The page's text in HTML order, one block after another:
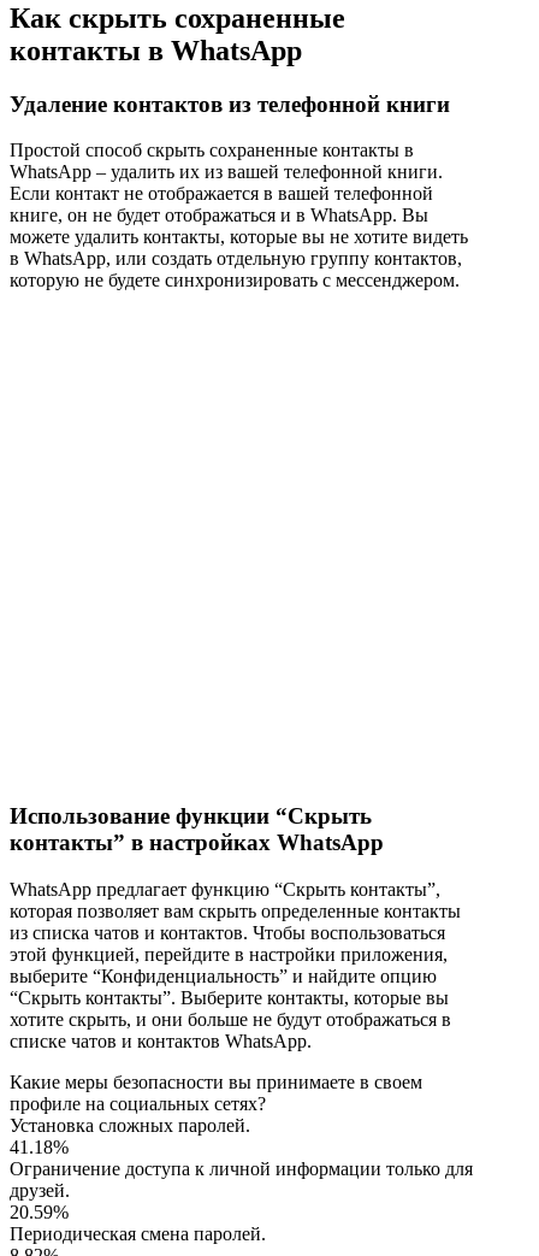
Как скрыть сохраненные
контакты в WhatsApp
Удаление контактов из телефонной книги
Простой способ скрыть сохраненные контакты в
WhatsApp – удалить их из вашей телефонной книги.
Если контакт не отображается в вашей телефонной
книге, он не будет отображаться и в WhatsApp. Вы
можете удалить контакты, которые вы не хотите видеть
в WhatsApp, или создать отдельную группу контактов,
которую не будете синхронизировать с мессенджером.
Использование функции “Скрыть
контакты” в настройках WhatsApp
WhatsApp предлагает функцию “Скрыть контакты”,
которая позволяет вам скрыть определенные контакты
из списка чатов и контактов. Чтобы воспользоваться
этой функцией, перейдите в настройки приложения,
выберите “Конфиденциальность” и найдите опцию
“Скрыть контакты”. Выберите контакты, которые вы
хотите скрыть, и они больше не будут отображаться в
списке чатов и контактов WhatsApp.
Какие меры безопасности вы принимаете в своем
профиле на социальных сетях?
Установка сложных паролей.
41.18%
Ограничение доступа к личной информации только для
друзей.
20.59%
Периодическая смена паролей.